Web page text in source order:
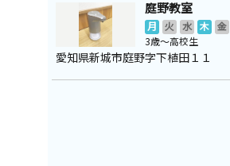
庭野教室
月 火 水 木 金
3歳～高校生
愛知県新城市庭野字下植田１１